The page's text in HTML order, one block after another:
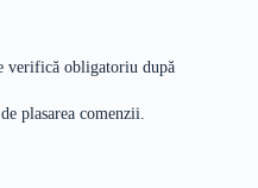
verifică obligatoriu după
plasarea comenzii.